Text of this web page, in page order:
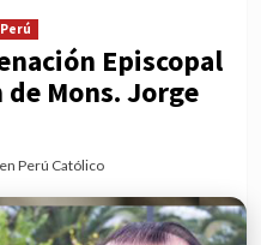
Perú
Episcopal
Mons. Jorge
Perú Católico